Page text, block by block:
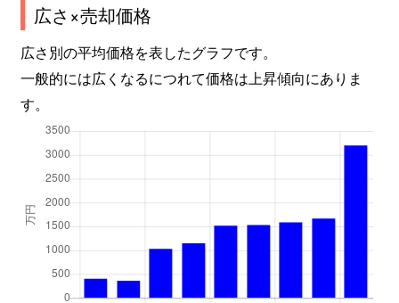
広さ×売却価格
広さ別の平均価格を表したグラフです。
一般的には広くなるにつれて価格は上昇傾向にありま
す。